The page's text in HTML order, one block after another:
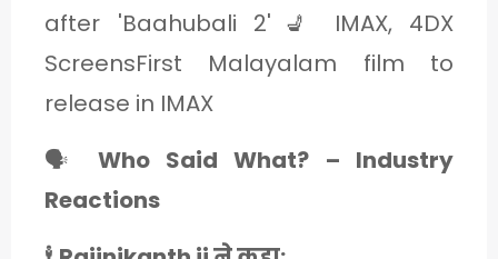
after 'Baahubali 2'💺 IMAX, 4DX
ScreensFirst Malayalam film to
release in IMAX
🗣️ Who Said What? – Industry
Reactions